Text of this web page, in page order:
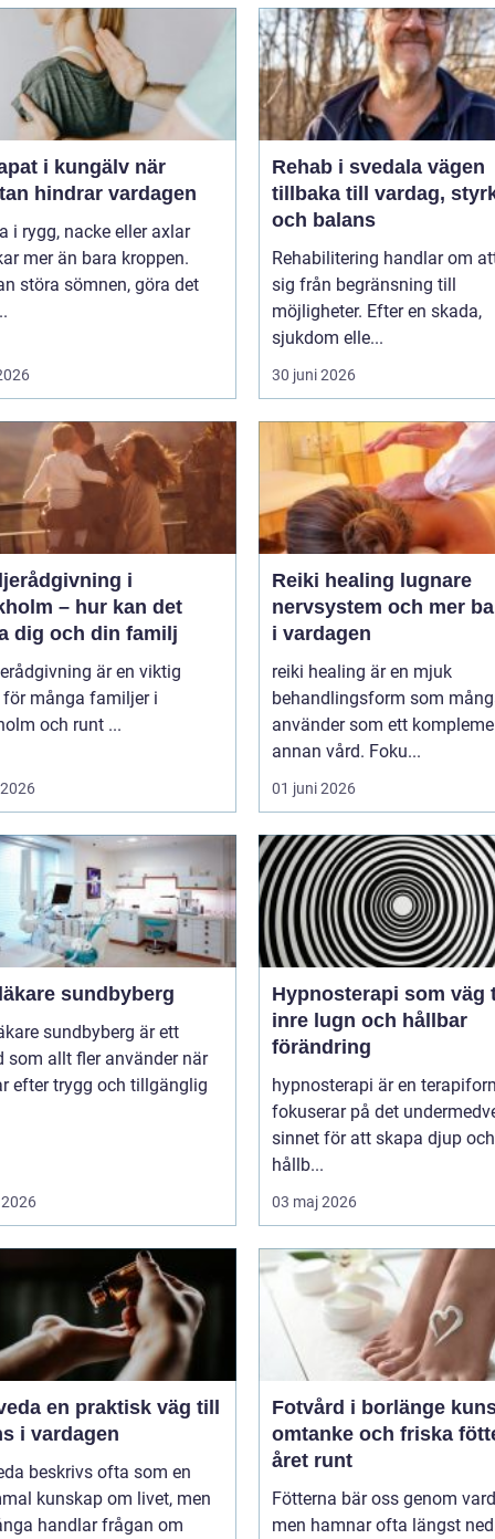
i kungälv när
hindrar vardagen
i rygg, nacke eller axlar
mer än bara kroppen.
störa sömnen, göra det
Rehab i svedala vägen
tillbaka till vardag,
och balans
Rehabilitering handlar om
sig från begränsning till
möjligheter. Efter en skada,
sjukdom elle...
30 juni 2026
i
– hur kan det
dig och din familj
är en viktig
för många familjer i
och runt ...
Reiki healing lugnare
nervsystem och mer
i vardagen
reiki healing är en mjuk
behandlingsform som
använder som ett
annan vård. Foku...
01 juni 2026
sundbyberg
sundbyberg är ett
som allt fler använder när
efter trygg och tillgänglig
Hypnosterapi som väg
inre lugn och hållbar
förändring
hypnosterapi är en
fokuserar på det
sinnet för att skapa djup och
hållb...
03 maj 2026
väg till
i vardagen
beskrivs ofta som en
kunskap om livet, men
handlar frågan om
Fotvård i borlänge kunskap,
omtanke och friska
året runt
Fötterna bär oss genom
men hamnar ofta längst